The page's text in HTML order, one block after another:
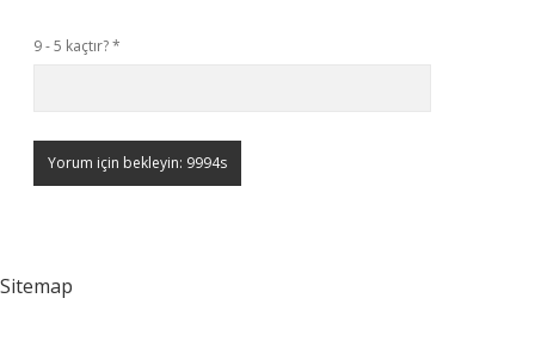
9 - 5 kaçtır?*
Sitemap